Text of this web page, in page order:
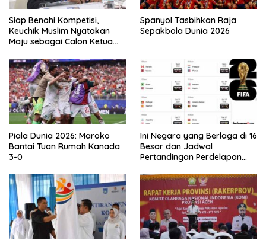
Siap Benahi Kompetisi,
Keuchik Muslim Nyatakan
Maju sebagai Calon Ketua
Spanyol Tasbihkan Raja
Sepakbola Dunia 2026
Piala Dunia 2026: Maroko
Bantai Tuan Rumah Kanada
3-0
Ini Negara yang Berlaga di 16
Besar dan Jadwal
Pertandingan Perdelapan